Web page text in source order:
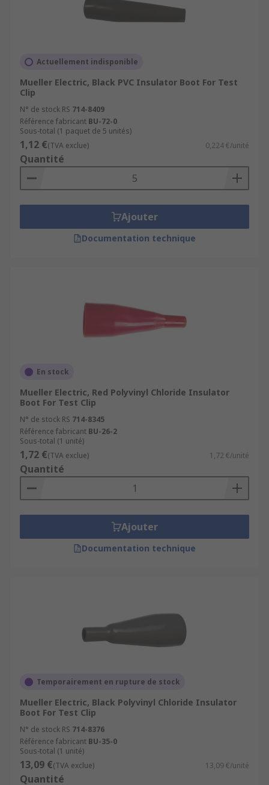
Actuellement indisponible
Mueller Electric, Black PVC Insulator Boot For Test
Clip
N° de stock RS 714-8409
Référence fabricant BU-72-0
Sous-total (1 paquet de 5 unités)
1,12 €(TVA exclue) 0,224 €/unité
Quantité
Ajouter
Documentation technique
En stock
Mueller Electric, Red Polyvinyl Chloride Insulator
Boot For Test Clip
N° de stock RS 714-8345
Référence fabricant BU-26-2
Sous-total (1 unité)
1,72 €(TVA exclue) 1,72 €/unité
Quantité
Ajouter
Documentation technique
Temporairement en rupture de stock
Mueller Electric, Black Polyvinyl Chloride Insulator
Boot For Test Clip
N° de stock RS 714-8376
Référence fabricant BU-35-0
Sous-total (1 unité)
13,09 €(TVA exclue) 13,09 €/unité
Quantité